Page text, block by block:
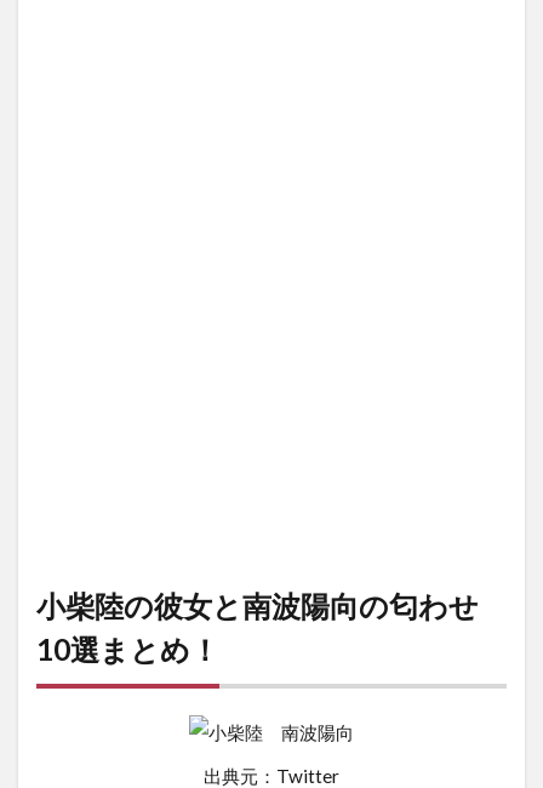
小柴陸の彼女と南波陽向の匂わせ
10選まとめ！
出典元：Twitter